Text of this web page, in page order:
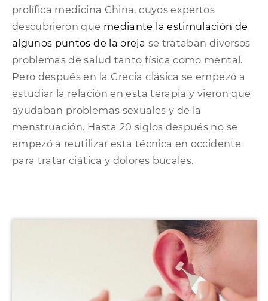
prolífica medicina China, cuyos expertos
descubrieron que mediante la estimulación de
algunos puntos de la oreja se trataban diversos
problemas de salud tanto física como mental.
Pero después en la Grecia clásica se empezó a
estudiar la relación en esta terapia y vieron que
ayudaban problemas sexuales y de la
menstruación. Hasta 20 siglos después no se
empezó a reutilizar esta técnica en occidente
para tratar ciática y dolores bucales.